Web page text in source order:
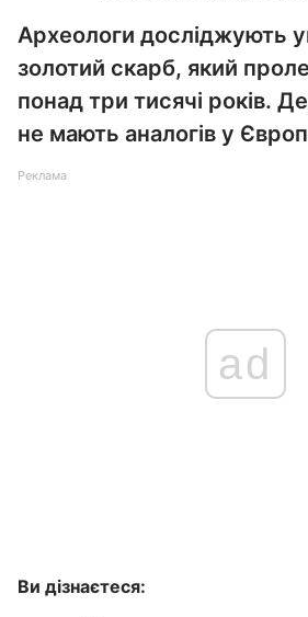
Археологи досліджують
золотий скарб, який
понад три тисячі років.
не мають аналогів у
Реклама
ad
Ви дізнаєтеся: